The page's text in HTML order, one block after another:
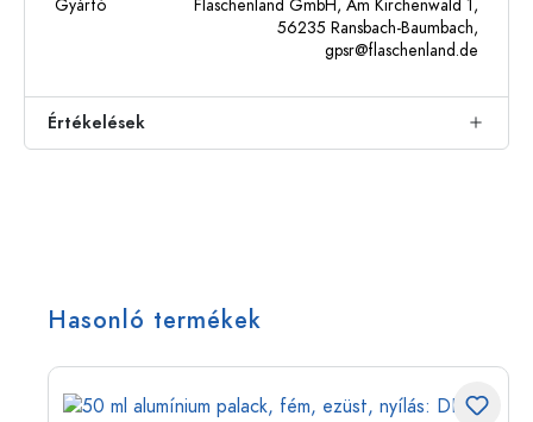
Gyártó
Flaschenland GmbH, Am Kirchenwald 1,
56235 Ransbach-Baumbach,
gpsr@flaschenland.de
Értékelések
Hasonló termékek